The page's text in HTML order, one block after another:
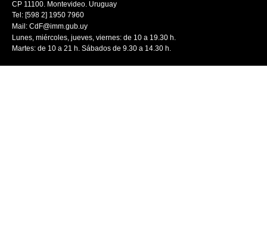
CP 11100. Montevideo. Uruguay
Tel: [598 2] 1950 7960
Mail: CdF@imm.gub.uy
Lunes, miércoles, jueves, viernes: de 10 a 19.30 h.
Martes: de 10 a 21 h. Sábados de 9.30 a 14.30 h.